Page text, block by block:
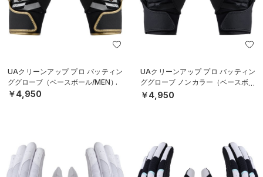
UAクリーンアップ プロ バッティン
ググローブ（ベースボール/MEN）
￥4,950
UAクリーンアップ プロ バッティン
ググローブ ノンカラー（ベースボー
ル/MEN）
￥4,950